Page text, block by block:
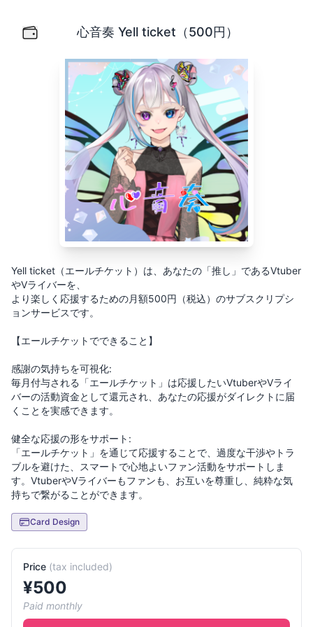
心音奏 Yell ticket（500円）
Yell ticket（エールチケット）は、あなたの「推し」であるVtuber
やVライバーを、
より楽しく応援するための月額500円（税込）のサブスクリプシ
ョンサービスです。
【エールチケットでできること】
感謝の気持ちを可視化:
毎月付与される「エールチケット」は応援したいVtuberやVライ
バーの活動資金として還元され、あなたの応援がダイレクトに届
くことを実感できます。
健全な応援の形をサポート:
「エールチケット」を通じて応援することで、過度な干渉やトラ
ブルを避けた、スマートで心地よいファン活動をサポートしま
す。VtuberやVライバーもファンも、お互いを尊重し、純粋な気
Card Design
Price (tax included)
¥500
Paid monthly